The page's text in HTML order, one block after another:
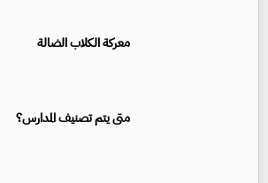
معركة الكلاب الضالة
متى يتم تصنيف المدارس؟